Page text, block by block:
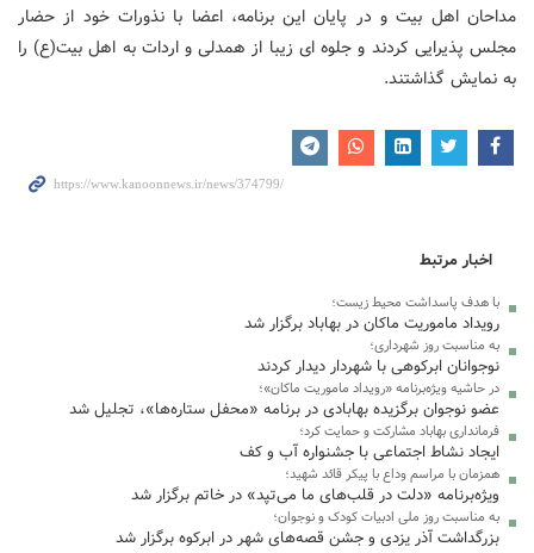
مداحان اهل بیت و در پایان این برنامه، اعضا با نذورات خود از حضار
مجلس پذیرایی کردند و جلوه ای زیبا از همدلی و اردات به اهل بیت(ع) را
به نمایش گذاشتند.
اخبار مرتبط
با هدف پاسداشت محیط زیست؛
رویداد ماموریت ماکان در بهاباد برگزار شد
به مناسبت روز شهرداری؛
نوجوانان ابرکوهی با شهردار دیدار کردند
در حاشیه ویژه‌برنامه «رویداد ماموریت ماکان»؛
عضو نوجوان برگزیده بهابادی در برنامه «محفل ستاره‌ها»، تجلیل شد
فرمانداری بهاباد مشارکت و حمایت کرد؛
ایجاد نشاط اجتماعی با جشنواره آب و کف
همزمان با مراسم وداع با پیکر قائد شهید؛
ویژه‌برنامه «دلت در قلب‌های ما می‌تپد» در خاتم برگزار شد
به مناسبت روز ملی ادبیات کودک و نوجوان؛
بزرگداشت آذر یزدی و جشن قصه‌های شهر در ابرکوه برگزار شد